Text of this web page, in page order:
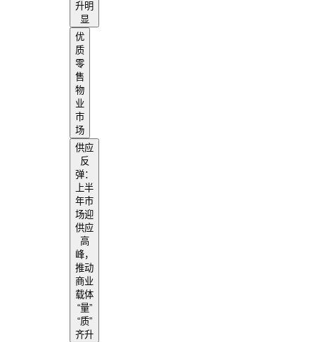
升明
显
优
质
零
售
物
业
市
场
供应
反
弹：
上半
年市
场迎
供应
高
峰，
推动
商业
载体
“量”
“质”
齐升